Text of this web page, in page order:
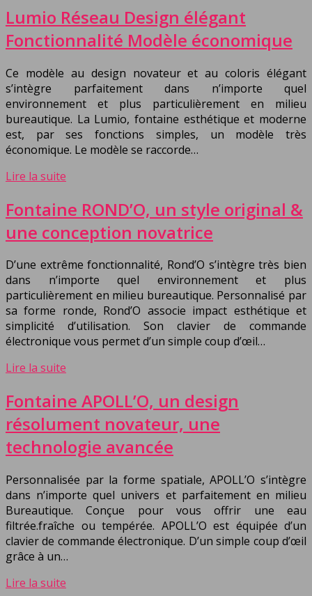
Lumio Réseau Design élégant
Fonctionnalité Modèle économique
Ce modèle au design novateur et au coloris élégant
s’intègre parfaitement dans n’importe quel
environnement et plus particulièrement en milieu
bureautique. La Lumio, fontaine esthétique et moderne
est, par ses fonctions simples, un modèle très
économique. Le modèle se raccorde…
Lire la suite
Fontaine ROND’O, un style original &
une conception novatrice
D’une extrême fonctionnalité, Rond’O s’intègre très bien
dans n’importe quel environnement et plus
particulièrement en milieu bureautique. Personnalisé par
sa forme ronde, Rond’O associe impact esthétique et
simplicité d’utilisation. Son clavier de commande
électronique vous permet d’un simple coup d’œil…
Lire la suite
Fontaine APOLL’O, un design
résolument novateur, une
technologie avancée
Personnalisée par la forme spatiale, APOLL’O s’intègre
dans n’importe quel univers et parfaitement en milieu
Bureautique. Conçue pour vous offrir une eau
filtrée.fraîche ou tempérée. APOLL’O est équipée d’un
clavier de commande électronique. D’un simple coup d’œil
grâce à un…
Lire la suite